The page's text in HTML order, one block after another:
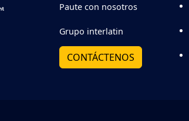
Paute con nosotros
Grupo interlatin
CONTÁCTENOS